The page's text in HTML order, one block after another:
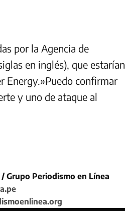
por la Agencia de
en inglés), que estarían
Energy.»Puedo confirmar
y uno de ataque al
Grupo Periodismo en Línea